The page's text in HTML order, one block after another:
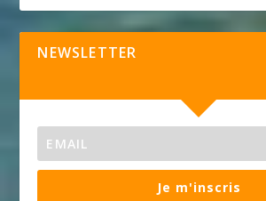
NEWSLETTER
Je m'inscris